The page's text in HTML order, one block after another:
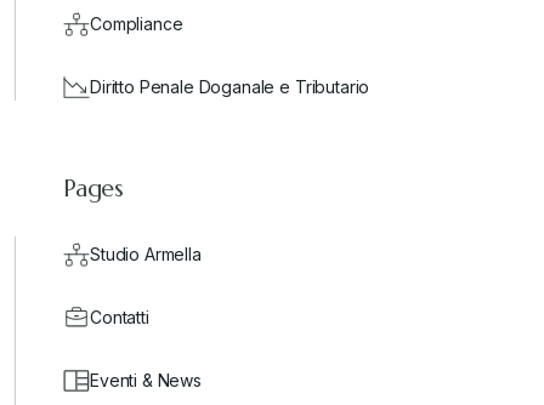
Compliance
Diritto Penale Doganale e Tributario
Pages
Studio Armella
Contatti
Eventi & News